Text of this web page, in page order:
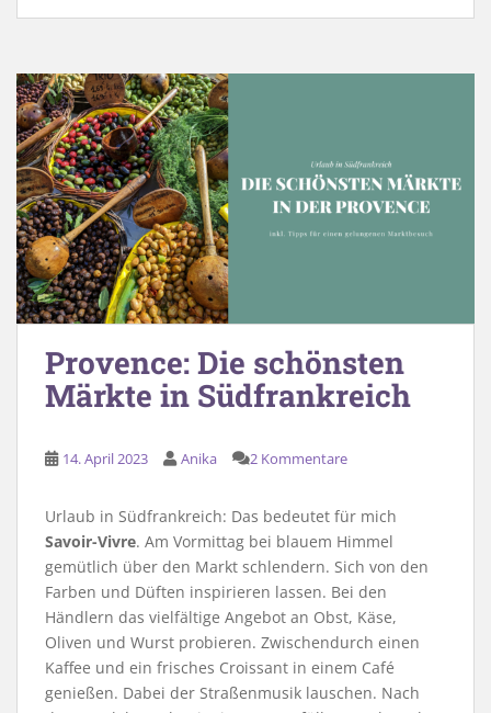
Provence: Die schönsten
Märkte in Südfrankreich
14. April 2023 Anika 2 Kommentare
Urlaub in Südfrankreich: Das bedeutet für mich
Savoir-Vivre. Am Vormittag bei blauem Himmel
gemütlich über den Markt schlendern. Sich von den
Farben und Düften inspirieren lassen. Bei den
Händlern das vielfältige Angebot an Obst, Käse,
Oliven und Wurst probieren. Zwischendurch einen
Kaffee und ein frisches Croissant in einem Café
genießen. Dabei der Straßenmusik lauschen. Nach